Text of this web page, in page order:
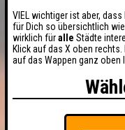
VIEL wichtiger ist aber,
für Dich so übersichtlich
wirklich füralle Städte
Klick auf das X oben
auf das Wappen ganz oben